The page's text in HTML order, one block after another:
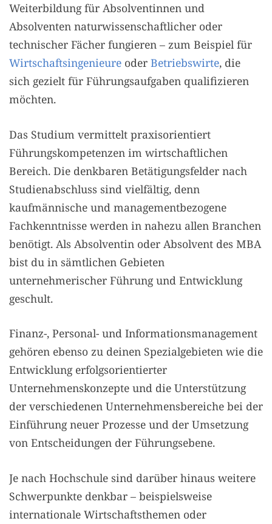
Weiterbildung für Absolventinnen und
Absolventen naturwissenschaftlicher oder
technischer Fächer fungieren – zum Beispiel für
Wirtschaftsingenieure oder Betriebswirte, die
sich gezielt für Führungsaufgaben qualifizieren
möchten.
Das Studium vermittelt praxisorientiert
Führungskompetenzen im wirtschaftlichen
Bereich. Die denkbaren Betätigungsfelder nach
Studienabschluss sind vielfältig, denn
kaufmännische und managementbezogene
Fachkenntnisse werden in nahezu allen Branchen
benötigt. Als Absolventin oder Absolvent des MBA
bist du in sämtlichen Gebieten
unternehmerischer Führung und Entwicklung
geschult.
Finanz-, Personal- und Informationsmanagement
gehören ebenso zu deinen Spezialgebieten wie die
Entwicklung erfolgsorientierter
Unternehmenskonzepte und die Unterstützung
der verschiedenen Unternehmensbereiche bei der
Einführung neuer Prozesse und der Umsetzung
von Entscheidungen der Führungsebene.
Je nach Hochschule sind darüber hinaus weitere
Schwerpunkte denkbar – beispielsweise
internationale Wirtschaftsthemen oder